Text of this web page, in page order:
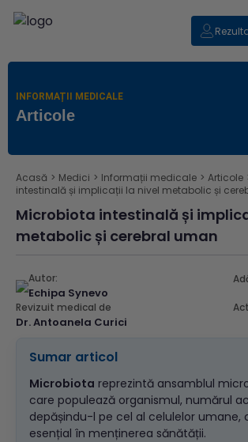
INFORMAȚII MEDICALE
Articole
Acasă > Medici > Informații medicale > Articole
intestinală și implicații la nivel metabolic și
Microbiota intestinală și
metabolic și cerebral uman
Autor:
Echipa Synevo
Revizuit medical de
Dr. Antoanela Curici
Sumar articol
Microbiota reprezintă ansamblul
care populează organismul, numărul
depășindu-l pe cel al celulelor umane,
esențial în menținerea sănătății.